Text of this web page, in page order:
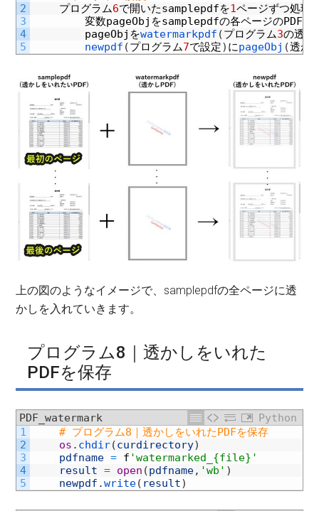
2
3
4
5
プログラム6で開いたsamplepdfを1ページずつ処理
変数pageObj をsamplepdfの各ページのPDF
pageObj をwatermarkpdf (プログラム3の透か
newpdf (プログラム7で設定) にpageObj (透か
上の図のようなイメージで、samplepdfの全ページに透
かしを入れていきます。
プログラム8｜透かしをいれた
PDFを保存
PDF_watermark
Python
1
2
3
4
5
# プログラム8｜透かしをいれたPDFを保存
os . chdir(curdirectory)
pdfname = f 'watermarked_{file}'
result = open (pdfname, 'wb' )
newpdf .write( result)